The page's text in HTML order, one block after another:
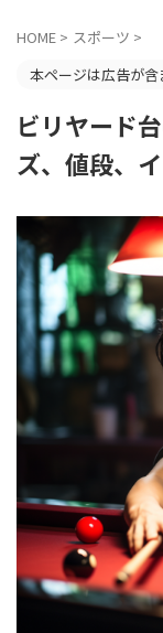
HOME > スポーツ >
本ページは広告が
ビリヤード
ズ、値段、